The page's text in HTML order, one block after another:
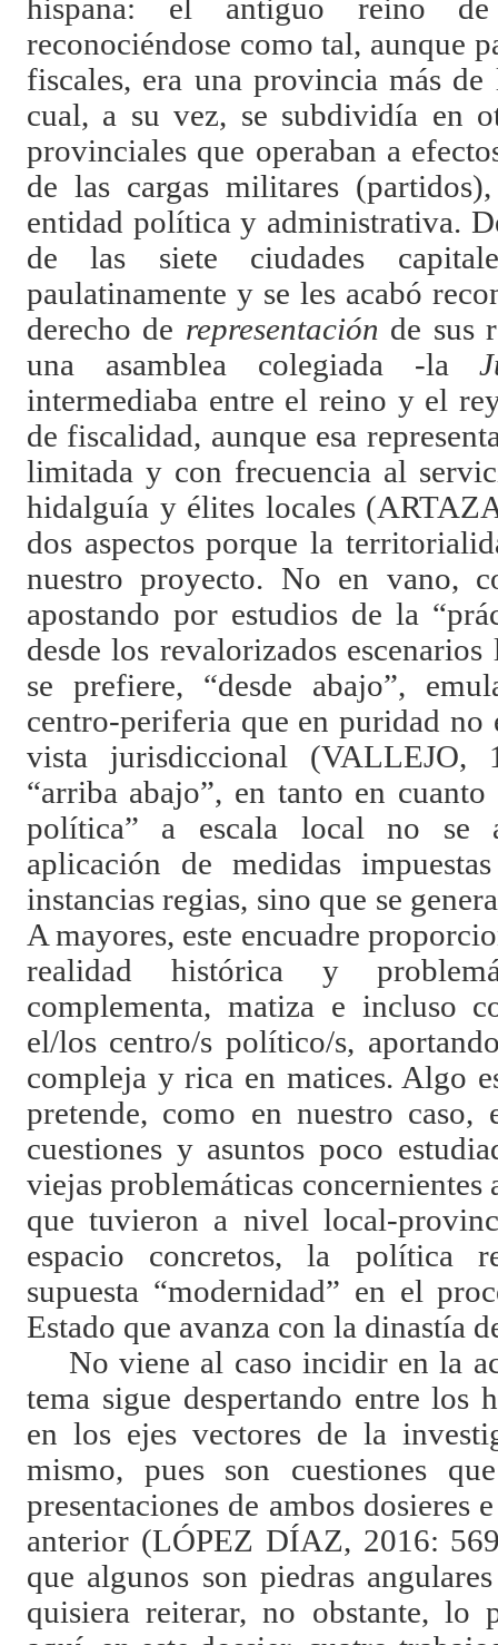
hispana: el antiguo reino
reconociéndose como tal, aunque
fiscales, era una provincia más
cual, a su vez, se subdividía en
provinciales que operaban a
de las cargas militares
entidad política y administrativa.
de las siete ciudades
paulatinamente y se les acabó
derecho de representación de sus
una asamblea colegiada -la
intermediaba entre el reino y el
de fiscalidad, aunque esa
limitada y con frecuencia al
hidalguía y élites locales
dos aspectos porque la
nuestro proyecto. No en vano,
apostando por estudios de la
desde los revalorizados
se prefiere, “desde abajo”,
centro-periferia que en puridad no
vista jurisdiccional (VALLEJO,
“arriba abajo”, en tanto en
política” a escala local no se
aplicación de medidas
instancias regias, sino que se
A mayores, este encuadre
realidad histórica y
complementa, matiza e incluso
el/los centro/s político/s,
compleja y rica en matices. Algo
pretende, como en nuestro caso,
cuestiones y asuntos poco
viejas problemáticas concernientes
que tuvieron a nivel local-
espacio concretos, la política
supuesta “modernidad” en el
Estado que avanza con la dinastía
No viene al caso incidir en la
tema sigue despertando entre los
en los ejes vectores de la
mismo, pues son cuestiones
presentaciones de ambos dosieres
anterior (LÓPEZ DÍAZ, 2016:
que algunos son piedras
quisiera reiterar, no obstante, lo